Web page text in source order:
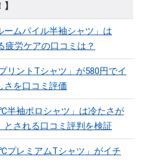
ームパイル半袖シャツ」は
疲労ケアの口コミは？
リントTシャツ」が580円でイ
さを口コミ評価
半袖ポロシャツ」は冷たさが
とされる口コミ評判を検証
プレミアムTシャツ」がイチ